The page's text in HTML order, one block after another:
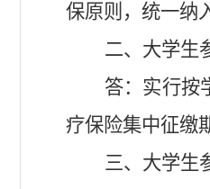
保原则，统一纳
二、大学生
答：实行按
疗保险集中征缴
三、大学生